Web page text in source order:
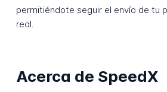
permitiéndote seguir el envío de tu
real.
Acerca de SpeedX